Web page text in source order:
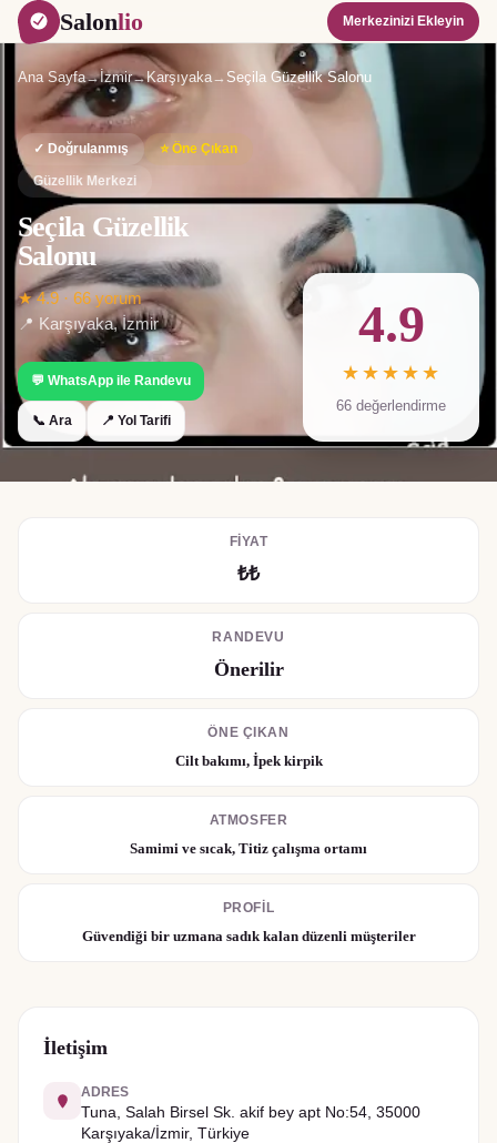
Salonlio Merkezinizi Ekleyin
Ana Sayfa→İzmir→Karşıyaka→ Seçila Güzellik Salonu
✓ Doğrulanmış ⭐ Öne Çıkan
Güzellik Merkezi
Seçila Güzellik
Salonu
★4.9 · 66 yorum
📍 Karşıyaka,İzmir
💬 WhatsApp ile Randevu
📞 Ara 📍 Yol Tarifi
4.9
★★★★★
66 değerlendirme
FIYAT
₺₺
RANDEVU
Önerilir
ÖNE ÇIKAN
Cilt bakımı, İpek kirpik
ATMOSFER
Samimi ve sıcak, Titiz çalışma ortamı
PROFIL
Güvendiği bir uzmana sadık kalan düzenli müşteriler
İletişim
ADRES
Tuna, Salah Birsel Sk. akif bey apt No:54, 35000
Karşıyaka/İzmir, Türkiye